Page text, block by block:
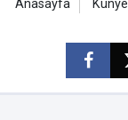
Anasayfa Künye